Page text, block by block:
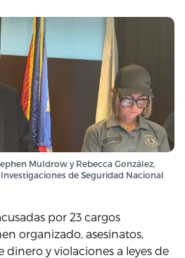
Muldrow y Rebecca González,
de Seguridad Nacional
por 23 cargos
organizado, asesinatos,
dinero y violaciones a leyes de